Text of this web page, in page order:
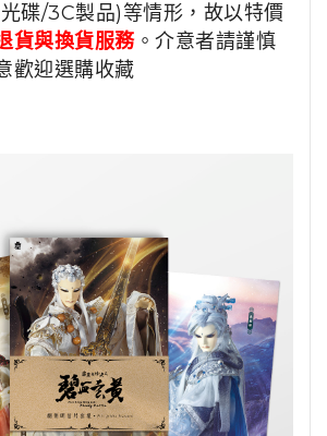
碟/3C製品)等情形，故以特價
貨與換貨服務。介意者請謹慎
歡迎選購收藏